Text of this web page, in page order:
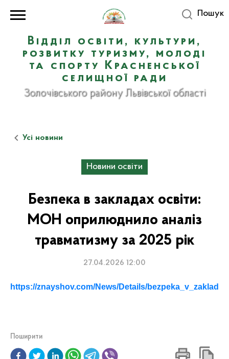
Відділ освіти, культури,
розвитку туризму, молоді
та спорту Красненської
селищної ради
Золочівського району Львівської області
Пошук
Усі новини
Новини освіти
Безпека в закладах освіти:
МОН оприлюднило аналіз
травматизму за 2025 рік
27.04.2026 12:00
https://znayshov.com/News/Details/
Поширити